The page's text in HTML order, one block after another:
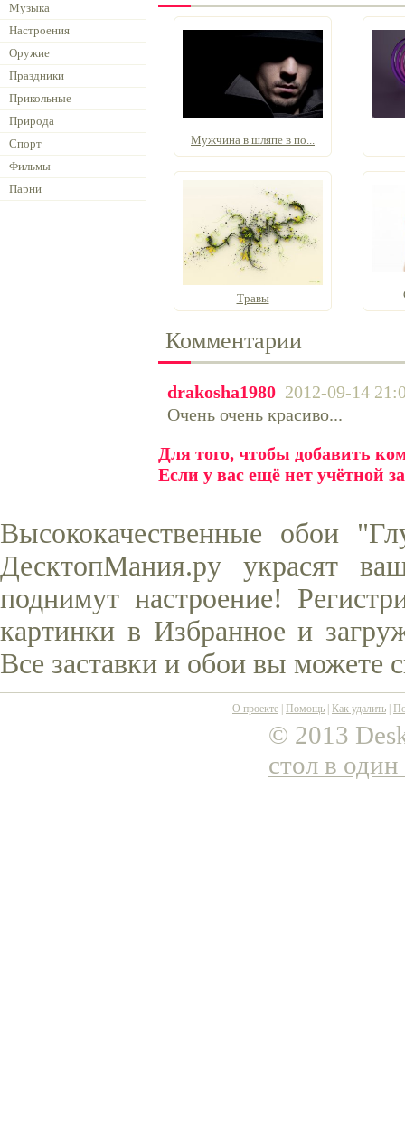
Музыка
Настроения
Оружие
Праздники
Прикольные
Природа
Спорт
Фильмы
Парни
Мужчина в шляпе в по...
Травы
Комментарии
drakosha1980 2012-09-14
Очень очень красиво...
Для того, чтобы добавить
Если у вас ещё нет учётной
Высококачественные обои
ДесктопМания.ру украсят
поднимут настроение!
картинки в Избранное и
Все заставки и обои вы можете
О проекте Помощь Как удалить
© 2013
стол в